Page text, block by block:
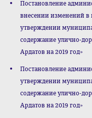
Постановление
внесении изменений в
утверждении
содержание улично-
Ардатов на 2019 год»
Постановление
утверждении
содержание улично-
Ардатов на 2019 год»